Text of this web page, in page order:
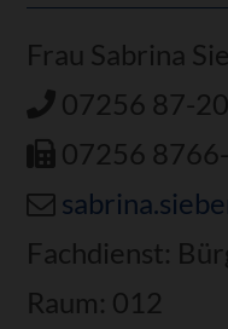
Frau Sabrina
07256 87-
07256
Fachdienst:
Raum: 012